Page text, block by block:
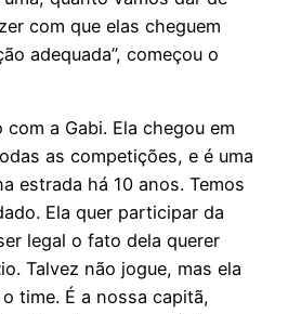
com que elas cheguem
adequada”, começou o
a Gabi. Ela chegou em
as competições, e é uma
estrada há 10 anos. Temos
Ela quer participar da
legal o fato dela querer
Talvez não jogue, mas ela
time. É a nossa capitã,